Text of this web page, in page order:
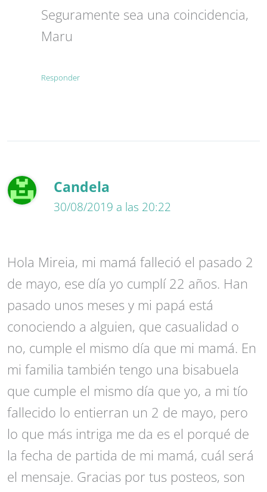
Seguramente sea una coincidencia,
Maru
Responder
Candela
30/08/2019 a las 20:22
Hola Mireia, mi mamá falleció el pasado 2
de mayo, ese día yo cumplí 22 años. Han
pasado unos meses y mi papá está
conociendo a alguien, que casualidad o
no, cumple el mismo día que mi mamá. En
mi familia también tengo una bisabuela
que cumple el mismo día que yo, a mi tío
fallecido lo entierran un 2 de mayo, pero
lo que más intriga me da es el porqué de
la fecha de partida de mi mamá, cuál será
el mensaje. Gracias por tus posteos, son